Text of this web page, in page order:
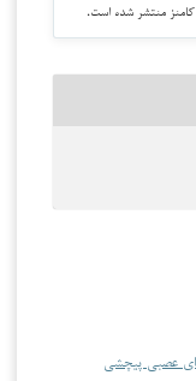
کامنز منتشر شده است.
عصبی پیچشی